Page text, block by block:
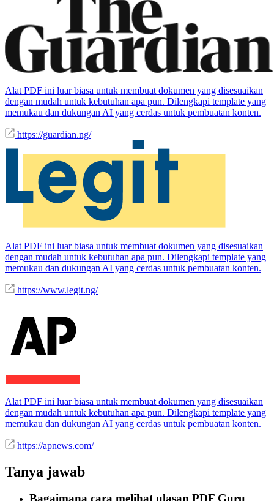
Alat PDF ini luar biasa untuk membuat dokumen yang disesuaikan
dengan mudah untuk kebutuhan apa pun. Dilengkapi template yang
memukau dan dukungan AI yang cerdas untuk pembuatan konten.
https://guardian.ng/
Alat PDF ini luar biasa untuk membuat dokumen yang disesuaikan
dengan mudah untuk kebutuhan apa pun. Dilengkapi template yang
memukau dan dukungan AI yang cerdas untuk pembuatan konten.
https://www.legit.ng/
Alat PDF ini luar biasa untuk membuat dokumen yang disesuaikan
dengan mudah untuk kebutuhan apa pun. Dilengkapi template yang
memukau dan dukungan AI yang cerdas untuk pembuatan konten.
https://apnews.com/
Tanya jawab